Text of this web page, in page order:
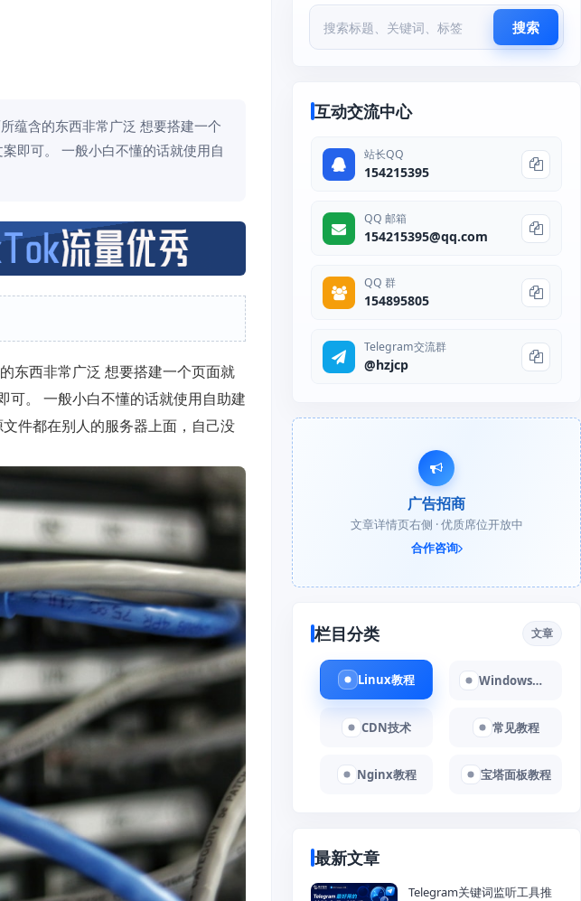
蕴含的东西非常广泛 想要搭建一个
即可。 一般小白不懂的话就使用自
东西非常广泛 想要搭建一个页面就
可。 一般小白不懂的话就使用自助建
件都在别人的服务器上面，自己没
搜索
互动交流中心
站长QQ
154215395
QQ 邮箱
154215395@qq.com
QQ 群
154895805
Telegram交流群
@hzjcp
广告招商
文章详情页右侧 · 优质席位开放中
合作咨询
栏目分类 文章
Linux教程 Windows教程
CDN技术 常见教程
Nginx教程 宝塔面板教程
最新文章
Telegram关键词监听工具推